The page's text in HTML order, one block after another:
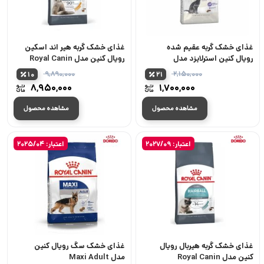
غذای خشک گربه عقیم شده
رویال کنین استرلایزد مدل
Regular Sterilised
۲,۱۵۰,۰۰۰
قیمت
اصلی:
بود.
۱,۷۰۰,۰۰۰
قیمت
فعلی:
21
مشاهده محصول
غذای خشک گربه هیر اند اسکین
رویال کنین مدل Royal Canin
۹,۸۹۰,۰۰۰
قیمت
بود.
۸,۹۵۰,۰۰۰
قیمت
فعلی:
10
مشاهده محصول
اعتبار: 2027/09
غذای خشک گربه هیربال رویال
کنین مدل Royal Canin
اعتبار: 2025/04
غذای خشک سگ رویال کنین
مدل Maxi Adult